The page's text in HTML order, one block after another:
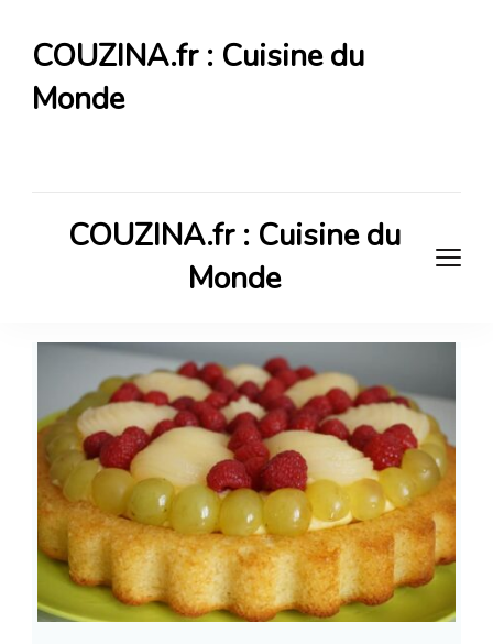
COUZINA.fr : Cuisine du
Monde
COUZINA.fr : Cuisine du
Monde